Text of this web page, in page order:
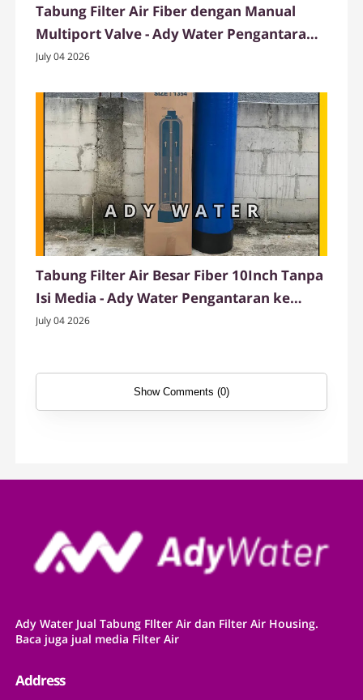
Tabung Filter Air Fiber dengan Manual
Multiport Valve - Ady Water Pengantaran
Langsung ke Pangandaran
July 04 2026
Tabung Filter Air Besar Fiber 10Inch Tanpa
Isi Media - Ady Water Pengantaran ke
Pandeglang
July 04 2026
Show Comments (0)
Ady Water Jual Tabung FIlter Air dan Filter Air Housing.
Baca juga jual media Filter Air
Address